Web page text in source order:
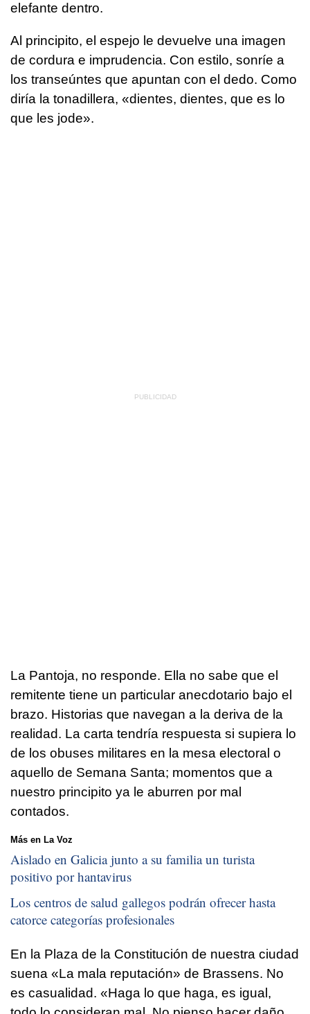
elefante dentro.
Al principito, el espejo le devuelve una imagen
de cordura e imprudencia. Con estilo, sonríe a
los transeúntes que apuntan con el dedo. Como
diría la tonadillera, «dientes, dientes, que es lo
que les jode».
La Pantoja, no responde. Ella no sabe que el
remitente tiene un particular anecdotario bajo el
brazo. Historias que navegan a la deriva de la
realidad. La carta tendría respuesta si supiera lo
de los obuses militares en la mesa electoral o
aquello de Semana Santa; momentos que a
nuestro principito ya le aburren por mal
contados.
Más en La Voz
Aislado en Galicia junto a su familia un turista
positivo por hantavirus
Los centros de salud gallegos podrán ofrecer hasta
catorce categorías profesionales
En la Plaza de la Constitución de nuestra ciudad
suena «La mala reputación» de Brassens. No
es casualidad. «Haga lo que haga, es igual,